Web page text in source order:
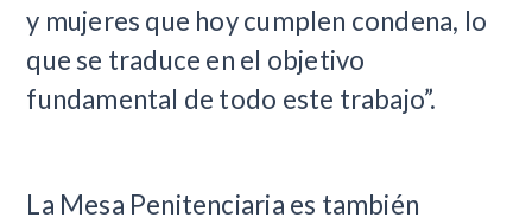
y mujeres que hoy cumplen condena, lo
que se traduce en el objetivo
fundamental de todo este trabajo”.
La Mesa Penitenciaria es también